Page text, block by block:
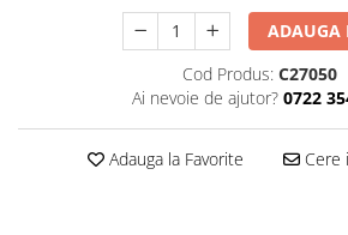
ADAUGA
Cod Produs: C27050
Ai nevoie de ajutor? 0722
Adauga la Favorite Cere